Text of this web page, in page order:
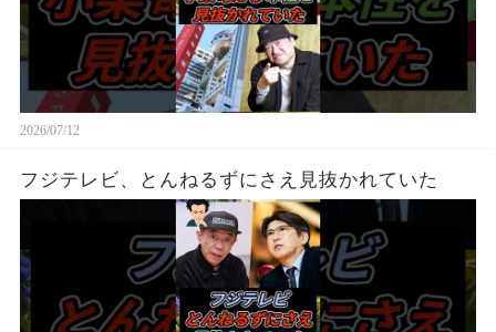
2026/07/12
フジテレビ、とんねるずにさえ見抜かれていた